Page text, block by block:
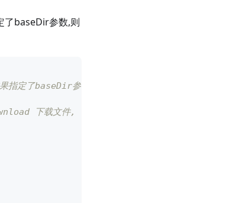
了baseDir参数,则
定了baseDir参数,则会使用baseDir作为基础目录
下载文件, delete 删除文件, config 打开配置页